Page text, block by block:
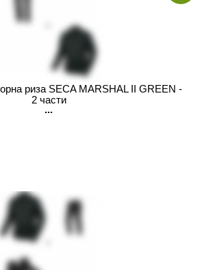
риза SECA MARSHAL II GREEN -
2 части